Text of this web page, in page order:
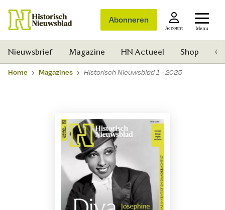
Abonneren
Account Menu
Nieuwsbrief Magazine HN Actueel Shop
Home Magazines Historisch Nieuwsblad 1 - 2025